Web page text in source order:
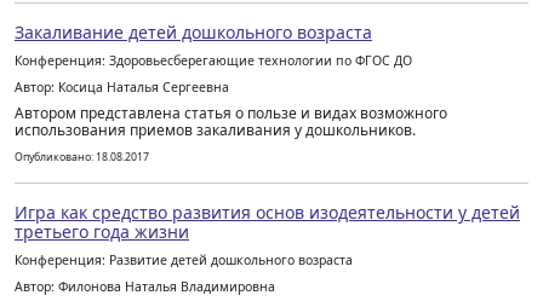
Закаливание детей дошкольного возраста
Конференция: Здоровьесберегающие технологии по ФГОС ДО
Автор: Косица Наталья Сергеевна
Автором представлена статья о пользе и видах возможного
использования приемов закаливания у дошкольников.
Опубликовано: 18.08.2017
Игра как средство развития основ изодеятельности у детей
третьего года жизни
Конференция: Развитие детей дошкольного возраста
Автор: Филонова Наталья Владимировна